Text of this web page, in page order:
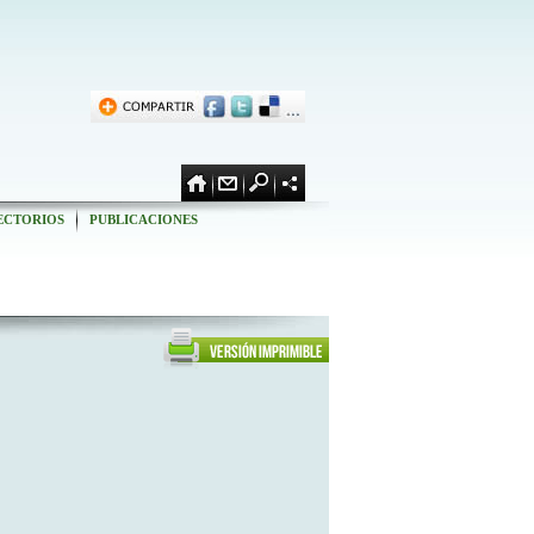
PUBLICACIONES